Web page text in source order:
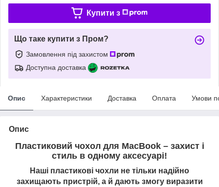
Купити з
Що таке купити з Пром?
Замовлення під захистом
Доступна доставка
Опис Характеристики Доставка Оплата Умови
Опис
Пластиковий чохол для MacBook – захист і
стиль в одному аксесуарі!
Наші пластикові чохли не тільки надійно
захищають пристрій, а й дають змогу виразити